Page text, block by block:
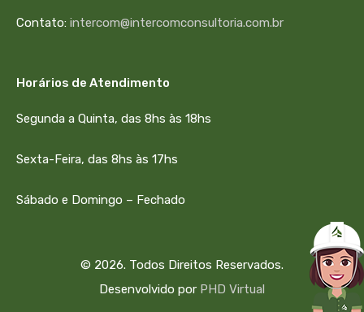
Contato: intercom@intercomconsultoria.com.br
Horários de Atendimento
Segunda a Quinta, das 8hs às 18hs
Sexta-Feira, das 8hs às 17hs
Sábado e Domingo – Fechado
© 2026. Todos Direitos Reservados.
Desenvolvido por PHD Virtual